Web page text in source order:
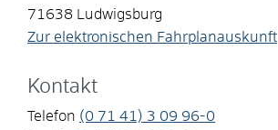
71638
Ludwigsburg
Zur elektronischen Fahrplanauskunft
Kontakt
Telefon (0 71 41) 3 09 96-0